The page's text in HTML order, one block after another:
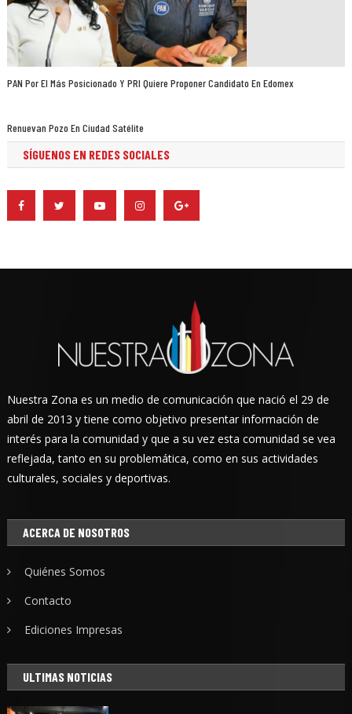
PAN Por El Más Posicionado Y PRI Quiere Proponer Candidato En Edomex
Renuevan Pozo En Ciudad Satélite
SÍGUENOS EN REDES SOCIALES
Nuestra Zona es un medio de comunicación que nació el 29 de
abril de 2013 y tiene como objetivo presentar información de
interés para la comunidad y que a su vez esta comunidad se vea
reflejada, tanto en su problemática, como en sus actividades
culturales, sociales y deportivas.
ACERCA DE NOSOTROS
Quiénes Somos
Contacto
Ediciones Impresas
ULTIMAS NOTICIAS